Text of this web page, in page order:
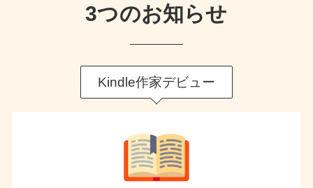
3つのお知らせ
Kindle作家デビュー